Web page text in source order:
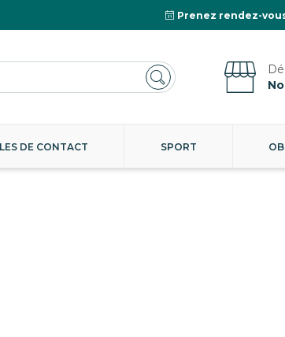
Prenez rendez-
DE CONTACT SPORT